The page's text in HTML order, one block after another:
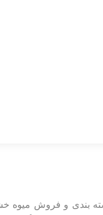
بسته بندی و فروش